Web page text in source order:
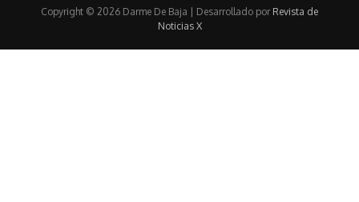
Copyright © 2026 Darme De Baja | Desarrollado por Revista de
Noticias X